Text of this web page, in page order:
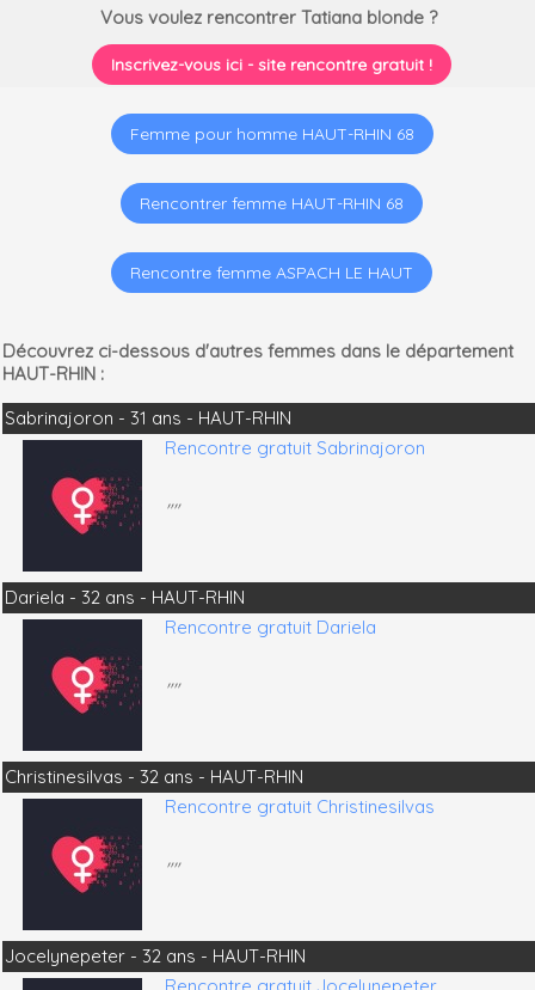
Vous voulez rencontrer Tatiana blonde ?
Inscrivez-vous ici - site rencontre gratuit !
Femme pour homme HAUT-RHIN 68
Rencontrer femme HAUT-RHIN 68
Rencontre femme ASPACH LE HAUT
Découvrez ci-dessous d'autres femmes dans le département
HAUT-RHIN :
Sabrinajoron - 31 ans - HAUT-RHIN
Rencontre gratuit Sabrinajoron
""
Dariela - 32 ans - HAUT-RHIN
Rencontre gratuit Dariela
""
Christinesilvas - 32 ans - HAUT-RHIN
Rencontre gratuit Christinesilvas
""
Jocelynepeter - 32 ans - HAUT-RHIN